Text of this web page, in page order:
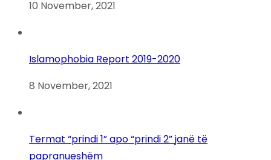
10 November, 2021
Islamophobia Report 2019-2020
8 November, 2021
Termat “prindi 1” apo “prindi 2” janë të
papranueshëm